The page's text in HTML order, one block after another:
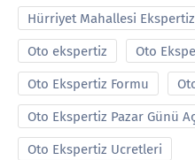
Hürriyet Mahallesi Ekspertiz
Oto ekspertiz Oto
Oto Ekspertiz Formu
Oto Ekspertiz Pazar Günü
Oto Ekspertiz Ucretleri